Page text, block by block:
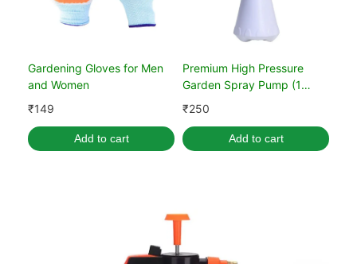
Gardening Gloves for Men
and Women
₹149
Add to cart
Premium High Pressure
Garden Spray Pump (1
Liter)
₹250
Add to cart